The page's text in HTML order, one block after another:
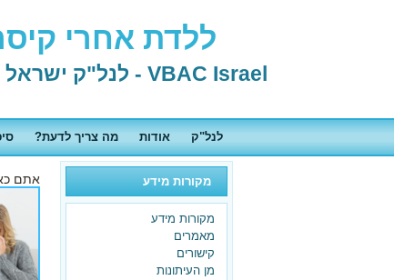
ללדת אחרי
VBAC Israel - לנל"ק ישראל - לידה נרתיקית אחרי קיסרי
לנל"ק אודות מה צריך לדעת?
מקורות מידע
מקורות מידע
מאמרים
קישורים
מן העיתונות
אתם